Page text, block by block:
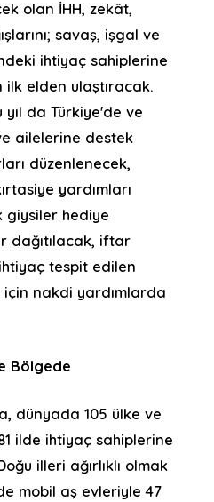
olan İHH, zekât,
savaş, işgal ve
ihtiyaç sahiplerine
ilk elden ulaştıracak.
yıl da Türkiye'de ve
ailelerine destek
düzenlenecek,
yardımları
giysiler hediye
dağıtılacak, iftar
tespit edilen
nakdi yardımlarda
Bölgede
dünyada 105 ülke ve
ilde ihtiyaç sahiplerine
illeri ağırlıklı olmak
mobil aş evleriyle 47